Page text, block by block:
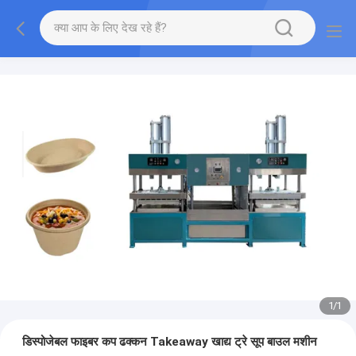
1/1
डिस्पोजेबल फाइबर कप ढक्कन Takeaway खाद्य ट्रे सूप बाउल मशीन